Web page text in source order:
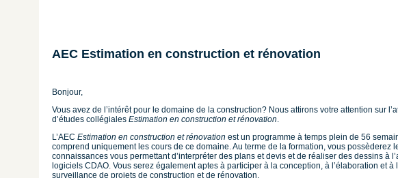
AEC Estimation en construction et rénovation
Bonjour,
Vous avez de l’intérêt pour le domaine de la construction? Nous attirons votre attention sur
d’études collégiales Estimation en construction et rénovation.
L’AEC Estimation en construction et rénovation est un programme à temps plein de 56
comprend uniquement les cours de ce domaine. Au terme de la formation, vous possèderez
connaissances vous permettant d’interpréter des plans et devis et de réaliser des dessins à
logiciels CDAO. Vous serez également aptes à participer à la conception, à l’élaboration et à
surveillance de projets de construction et de rénovation.